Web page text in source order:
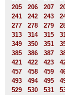
205
206 207
241
242 243
277
278 279
313
314 315
349
350 351
385
386 387
421
422 423
457
458 459
493
494 495
529
530 531